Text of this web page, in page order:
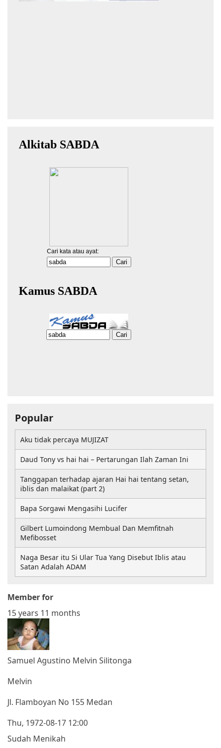
Member for
15 years 11 months
Samuel Agustino Melvin Silitonga
Melvin
Jl. Flamboyan No 155 Medan
Thu, 1972-08-17 12:00
Sudah Menikah
Popular
Aku tidak percaya MUJIZAT
Daud Tony vs hai hai – Pertarungan Ilah Zaman Ini
Tanggapan terhadap ajaran Hai hai tentang setan,
iblis dan malaikat (part 2)
Bapa Sorgawi Mengasihi Lucifer
Gilbert Lumoindong Membual Dan Memfitnah
Mefibosset
Naga Besar itu Si Ular Tua Yang Disebut Iblis atau
Satan Adalah ADAM